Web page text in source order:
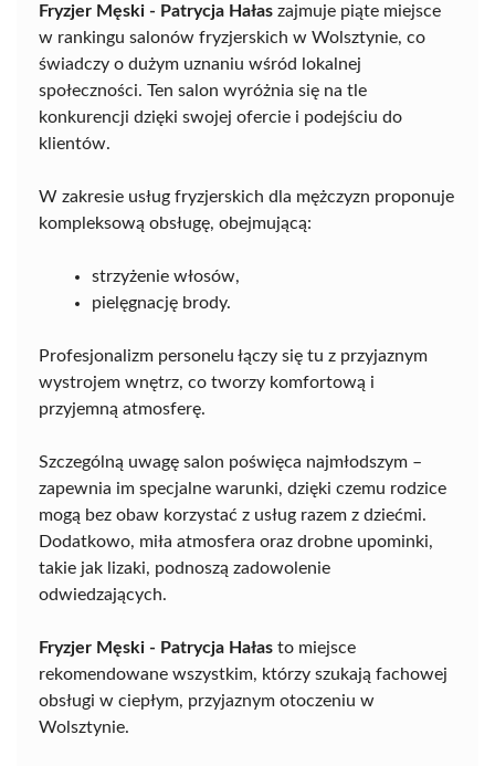
Fryzjer Męski - Patrycja Hałas zajmuje piąte miejsce
w rankingu salonów fryzjerskich w Wolsztynie, co
świadczy o dużym uznaniu wśród lokalnej
społeczności. Ten salon wyróżnia się na tle
konkurencji dzięki swojej ofercie i podejściu do
klientów.
W zakresie usług fryzjerskich dla mężczyzn proponuje
kompleksową obsługę, obejmującą:
strzyżenie włosów,
pielęgnację brody.
Profesjonalizm personelu łączy się tu z przyjaznym
wystrojem wnętrz, co tworzy komfortową i
przyjemną atmosferę.
Szczególną uwagę salon poświęca najmłodszym –
zapewnia im specjalne warunki, dzięki czemu rodzice
mogą bez obaw korzystać z usług razem z dziećmi.
Dodatkowo, miła atmosfera oraz drobne upominki,
takie jak lizaki, podnoszą zadowolenie
odwiedzających.
Fryzjer Męski - Patrycja Hałas to miejsce
rekomendowane wszystkim, którzy szukają fachowej
obsługi w ciepłym, przyjaznym otoczeniu w
Wolsztynie.